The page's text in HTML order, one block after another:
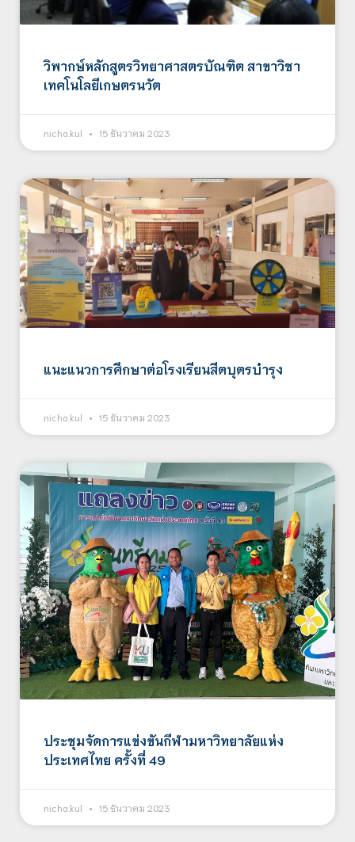
วิพากษ์หลักสูตรวิทยาศาสตรบัณฑิต สาขาวิชา
เทคโนโลยีเกษตรนวัต
nicha.kul 15 ธันวาคม 2023
แนะแนวการศึกษาต่อโรงเรียนสีตบุตรบำรุง
nicha.kul 15 ธันวาคม 2023
ประชุมจัดการแข่งขันกีฬามหาวิทยาลัยแห่ง
ประเทศไทย ครั้งที่ 49
nicha.kul 15 ธันวาคม 2023